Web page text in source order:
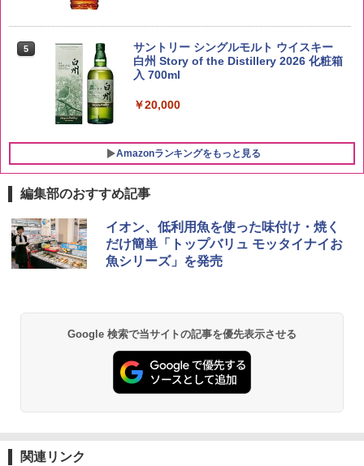
￥4,536
5
サントリー シングルモルト ウイスキー
白州 Story of the Distillery 2026 化粧箱
入 700ml
￥20,000
Amazonランキングをもっと見る
1
チキンラーメン どんぶり 85g×12個 日清
食品 インスタント カップ麺
￥1,745
【公式】ブタメン とんこつ味 35g×15個
麺 小腹 インスタント アウトドアにも ロ
ーリングストック 大人買い おやつカン
パニー
￥1,288
1
シャープ 過熱水蒸気 オーブンレンジ 26
L コンベクション 2段調理 ホワイト RE-
SS26B-W
[山善] スチームオーブンレンジ 25L 一人
暮らし 二人暮らし フラットテーブル ス
チーム調理 自動メニュー19種搭載 角皿
付き ブラック MRK-F250TSV(B)
￥19,990
編集部のおすすめ記事
イオン、低利用魚を使った味付け・焼く
だけ簡単「トップバリュ モッタイナイお
魚シリーズ」を発売
Google 検索で当サイトの記事を優先表示させる
関連リンク